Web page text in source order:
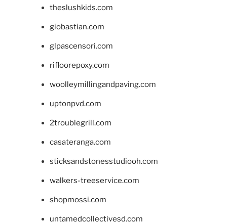
theslushkids.com
giobastian.com
glpascensori.com
rifloorepoxy.com
woolleymillingandpaving.com
uptonpvd.com
2troublegrill.com
casateranga.com
sticksandstonesstudiooh.com
walkers-treeservice.com
shopmossi.com
untamedcollectivesd.com